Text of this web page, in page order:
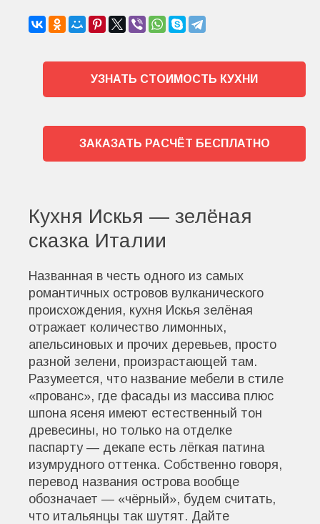
УЗНАТЬ СТОИМОСТЬ КУХНИ
ЗАКАЗАТЬ РАСЧЁТ БЕСПЛАТНО
Кухня Искья — зелёная
сказка Италии
Названная в честь одного из самых
романтичных островов вулканического
происхождения, кухня Искья зелёная
отражает количество лимонных,
апельсиновых и прочих деревьев, просто
разной зелени, произрастающей там.
Разумеется, что название мебели в стиле
«прованс», где фасады из массива плюс
шпона ясеня имеют естественный тон
древесины, но только на отделке
паспарту — декапе есть лёгкая патина
изумрудного оттенка. Собственно говоря,
перевод названия острова вообще
обозначает — «чёрный», будем считать,
что итальянцы так шутят. Дайте